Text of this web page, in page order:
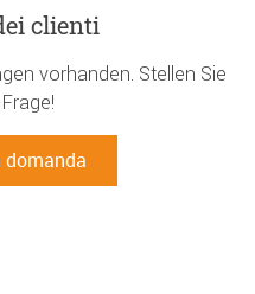
clienti
vorhanden. Stellen Sie
domanda